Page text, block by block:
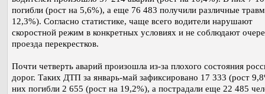
погибли (рост на 5,6%), а еще 76 483 получили различные
12,3%). Согласно статистике, чаще всего водители нарушают
скоростной режим в конкретных условиях и не соблюдают
проезда перекрестков.
Почти четверть аварий произошла из-за плохого состояния
дорог. Таких ДТП за январь-май зафиксировано 17 333 (рост
них погибли 2 655 (рост на 19,2%), а пострадали еще 22 485